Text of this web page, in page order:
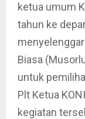
ketua umum
tahun ke
Biasa
untuk
Plt Ketua
kegiatan